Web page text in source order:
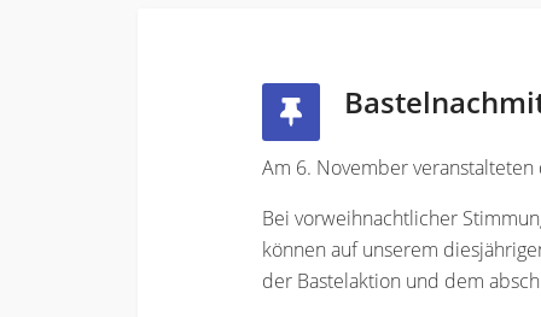
Am 6. November
Bei vorweihnachtlicher
können auf unserem
der Bastelaktion und dem